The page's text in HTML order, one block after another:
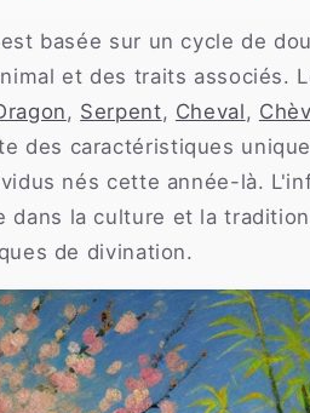
basée sur un cycle de
et des traits associés.
, Serpent, Cheval ,
des caractéristiques
nés cette année-là.
dans la culture et la
de divination.